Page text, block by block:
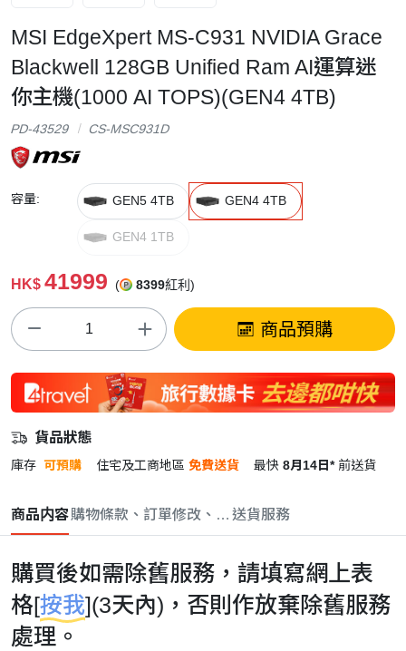
MSI EdgeXpert MS-C931 NVIDIA Grace
Blackwell 128GB Unified Ram AI運算迷
你主機(1000 AI TOPS)(GEN4 4TB)
PD-43529 CS-MSC931D
容量: GEN5 4TB GEN4 4TB
GEN4 1TB
HK$ 41999 ( 8399紅利)
商品預購
貨品狀態
庫存 可預購 住宅及工商地區 免費送貨 最快 8月14日* 前送貨
商品内容購物條款、訂單修改、取消與退款政策
送貨服務
購買後如需除舊服務，請填寫網上表
格[按我](3天內)，否則作放棄除舊服務
處理。